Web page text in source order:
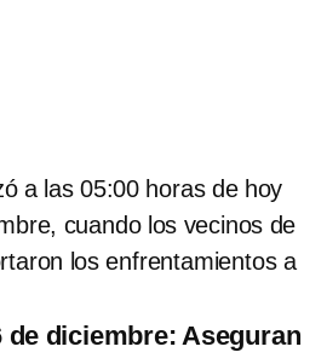
a las 05:00 horas de hoy
cuando los vecinos de
los enfrentamientos a
de diciembre: Aseguran